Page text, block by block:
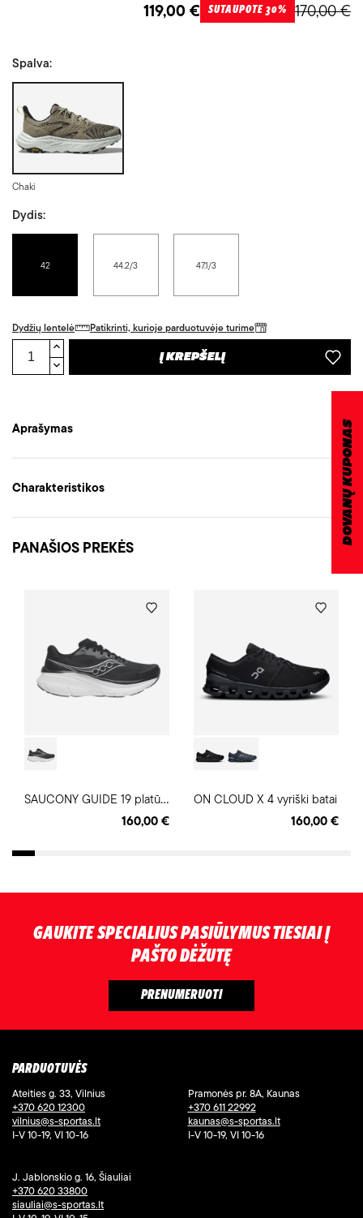
170,00 €
119,00 € SUTAUPOTE 30%
Spalva:
Chaki
Dydis:
42 44.2/3 47.1/3
Dydžių lentelė Patikrinti, kurioje parduotuvėje turime
Į KREPŠELĮ
Aprašymas
Charakteristikos
PANAŠIOS PREKĖS
S
AUCONY GUIDE 19 platūs vyriški batai
160,00 €
ON CLOUD X 4 vyriški batai
160,00 €
GAUKITE SPECIALIUS PASIŪLYMUS TIESIAI Į
PAŠTO DĖŽUTĘ
DOVANŲ KUPONAS
PARDUOTUVĖS
Ateities g. 33, Vilnius
+370 620 12300
vilnius@s-sportas.lt
I-V 10-19, VI 10-16
Pramonės pr. 8A, Kaunas
+370 611 22992
kaunas@s-sportas.lt
I-V 10-19, VI 10-16
J. Jablonskio g. 16, Šiauliai
+370 620 33800
siauliai@s-sportas.lt